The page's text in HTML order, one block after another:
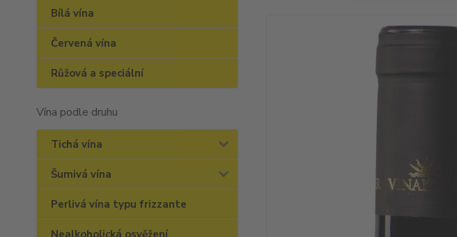
Bílá vína
Červená vína
Růžová a speciální
Vína podle druhu
Tichá vína
Šumivá vína
Perlivá vína typu frizzante
Nealkoholická osvěžení